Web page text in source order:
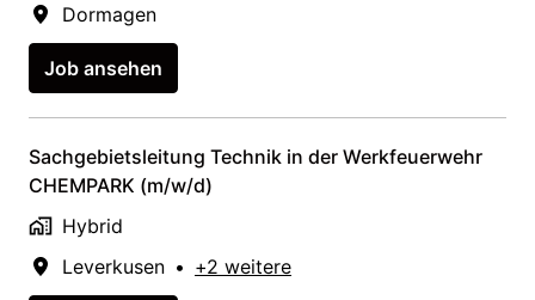
Dormagen
Job ansehen
Sachgebietsleitung Technik in der Werkfeuerwehr
CHEMPARK (m/w/d)
Hybrid
Leverkusen • +2 weitere